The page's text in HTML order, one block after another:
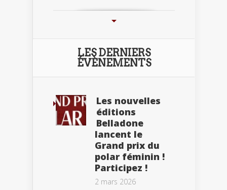
LES DERNIERS
ÉVÈNEMENTS
Les nouvelles
éditions
Belladone
lancent le
Grand prix du
polar féminin !
Participez !
2 mars 2026